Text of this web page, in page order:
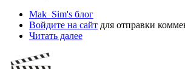
Mak_Sim's блог
Войдите на сайт для отправки
Читать далее